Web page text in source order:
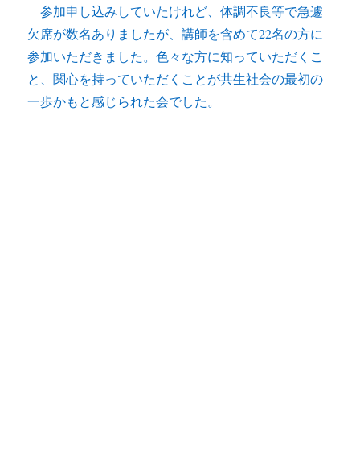
参加申し込みしていたけれど、体調不良等で急遽
欠席が数名ありましたが、講師を含めて22名の方に
参加いただきました。色々な方に知っていただくこ
と、関心を持っていただくことが共生社会の最初の
一歩かもと感じられた会でした。